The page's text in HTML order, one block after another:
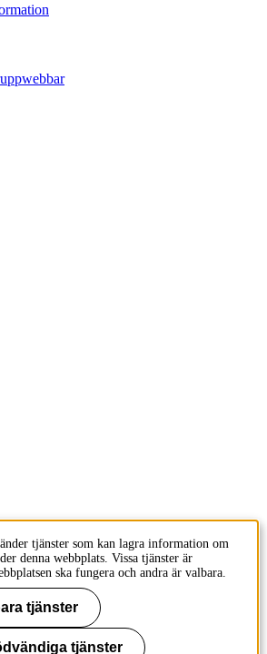
tjänster som kan lagra information om
denna webbplats. Vissa tjänster är
ska fungera och andra är valbara.
tjänster
tjänster